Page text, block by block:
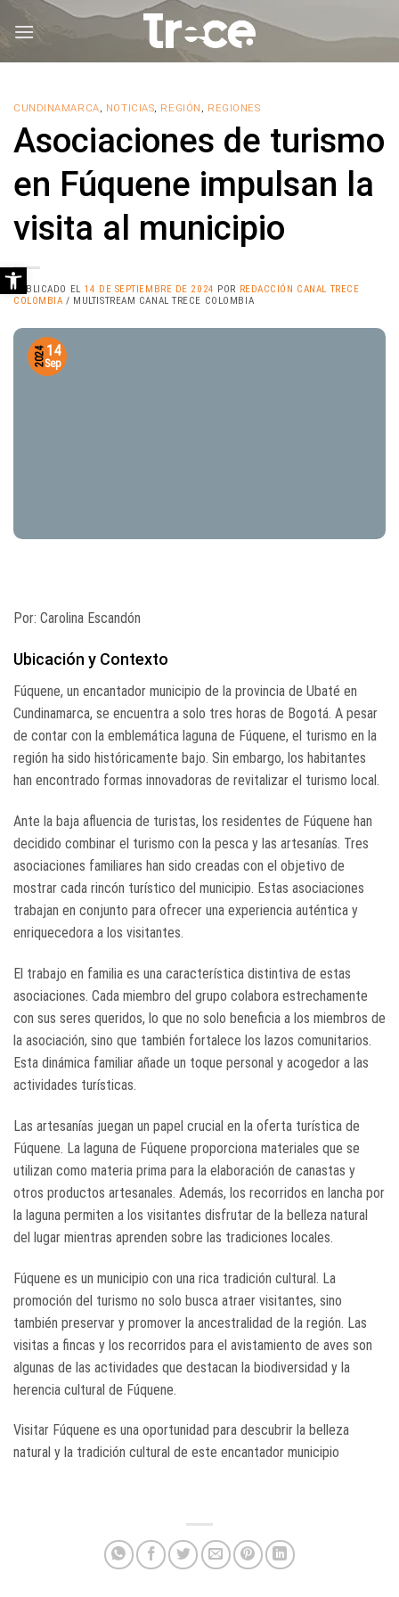
CUNDINAMARCA, NOTICIAS, REGIÓN , REGIONES
Asociaciones de turismo
en Fúquene impulsan la
visita al municipio
PUBLICADO EL 14 DE SEPTIEMBRE DE 2024 POR REDACCIÓN CANAL TRECE
COLOMBIA / MULTISTREAM CANAL TRECE COLOMBIA
14
Sep
2024
Por: Carolina Escandón
Ubicación y Contexto
Fúquene, un encantador municipio de la provincia de Ubaté en
Cundinamarca, se encuentra a solo tres horas de Bogotá. A pesar
de contar con la emblemática laguna de Fúquene, el turismo en la
región ha sido históricamente bajo. Sin embargo, los habitantes
han encontrado formas innovadoras de revitalizar el turismo local.
Ante la baja afluencia de turistas, los residentes de Fúquene han
decidido combinar el turismo con la pesca y las artesanías. Tres
asociaciones familiares han sido creadas con el objetivo de
mostrar cada rincón turístico del municipio. Estas asociaciones
trabajan en conjunto para ofrecer una experiencia auténtica y
enriquecedora a los visitantes.
El trabajo en familia es una característica distintiva de estas
asociaciones. Cada miembro del grupo colabora estrechamente
con sus seres queridos, lo que no solo beneficia a los miembros de
la asociación, sino que también fortalece los lazos comunitarios.
Esta dinámica familiar añade un toque personal y acogedor a las
actividades turísticas.
Las artesanías juegan un papel crucial en la oferta turística de
Fúquene. La laguna de Fúquene proporciona materiales que se
utilizan como materia prima para la elaboración de canastas y
otros productos artesanales. Además, los recorridos en lancha por
la laguna permiten a los visitantes disfrutar de la belleza natural
del lugar mientras aprenden sobre las tradiciones locales.
Fúquene es un municipio con una rica tradición cultural. La
promoción del turismo no solo busca atraer visitantes, sino
también preservar y promover la ancestralidad de la región. Las
visitas a fincas y los recorridos para el avistamiento de aves son
algunas de las actividades que destacan la biodiversidad y la
herencia cultural de Fúquene.
Visitar Fúquene es una oportunidad para descubrir la belleza
natural y la tradición cultural de este encantador municipio
Abrir barra de herramientas